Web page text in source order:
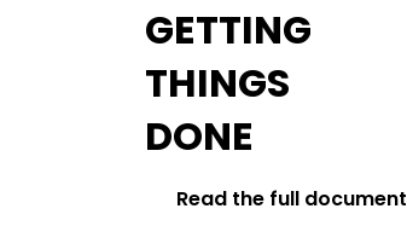
GETTING
THINGS
DONE
Read the full document